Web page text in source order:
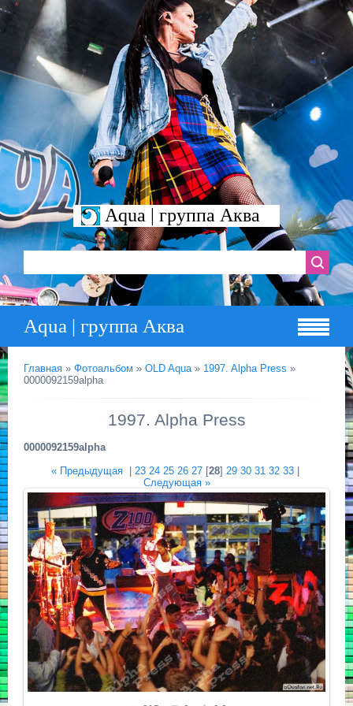
Aqua | группа Аква
Aqua | группа Аква
Главная » Фотоальбом » OLD Aqua» 1997. Alpha Press »
0000092159alpha
1997. Alpha Press
0000092159alpha
« Предыдущая| 23 24 25 26 27[28] 29 30 31 32 33|
Следующая »